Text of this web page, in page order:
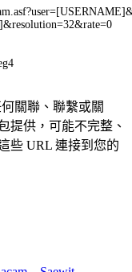
何關聯、聯繫或關
提供，可能不完整、
些 URL 連接到您的